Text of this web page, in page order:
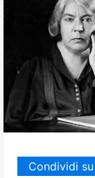
Condividi